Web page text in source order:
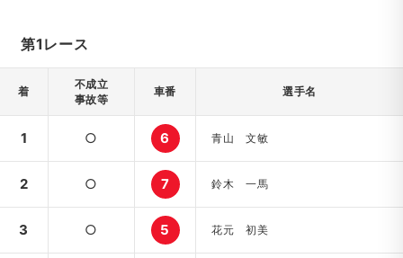
第1レース
着
不成立
事故等
車番 選手名
1 ○ 6 青山 文敏
2 ○ 7 鈴木 一馬
3 ○ 5 花元 初美